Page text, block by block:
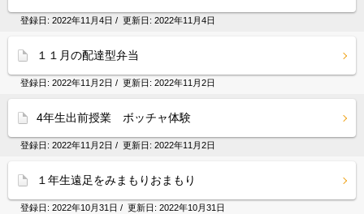
登録日: 2022年11月4日 / 更新日: 2022年11月4日
１１月の配達型弁当
登録日: 2022年11月2日 / 更新日: 2022年11月2日
4年生出前授業 ボッチャ体験
登録日: 2022年11月2日 / 更新日: 2022年11月2日
１年生遠足をみまもりおまもり
登録日: 2022年10月31日 / 更新日: 2022年10月31日